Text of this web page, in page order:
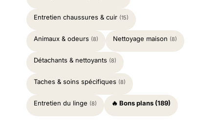
Entretien chaussures & cuir (15)
Animaux & odeurs (8) Nettoyage maison (8)
Détachants & nettoyants (8)
Taches & soins spécifiques (8)
Entretien du linge (8) 🔥 Bons plans (189)